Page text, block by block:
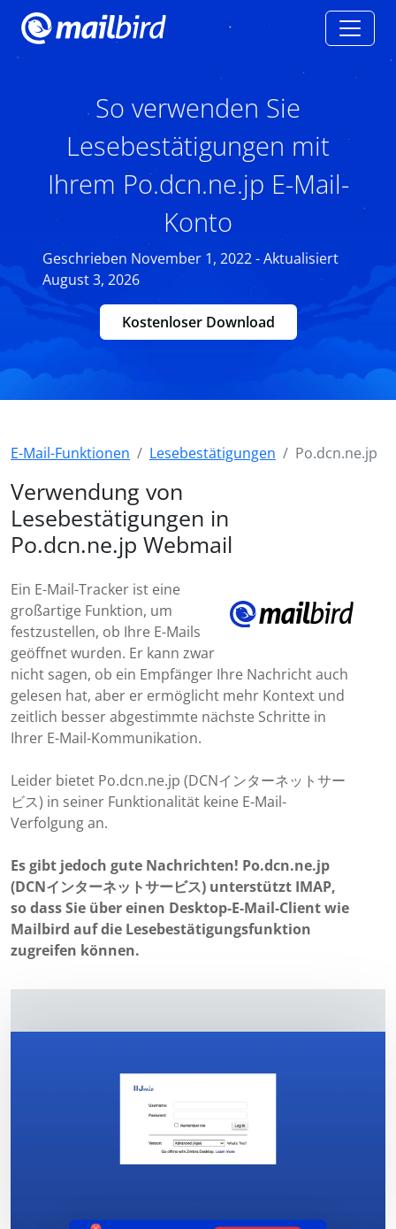
So verwenden Sie
Lesebestätigungen mit
Ihrem Po.dcn.ne.jp E-Mail-
Konto
Geschrieben November 1, 2022 - Aktualisiert
August 3, 2026
Kostenloser Download
E-Mail-Funktionen Lesebestätigungen Po.dcn.ne.jp
Verwendung von
Lesebestätigungen in
Po.dcn.ne.jp Webmail
Ein E-Mail-Tracker ist eine
großartige Funktion, um
festzustellen, ob Ihre E-Mails
geöffnet wurden. Er kann zwar
nicht sagen, ob ein Empfänger Ihre Nachricht auch
gelesen hat, aber er ermöglicht mehr Kontext und
zeitlich besser abgestimmte nächste Schritte in
Ihrer E-Mail-Kommunikation.
Leider bietet Po.dcn.ne.jp (DCNインターネットサー
ビス) in seiner Funktionalität keine E-Mail-
Verfolgung an.
Es gibt jedoch gute Nachrichten! Po.dcn.ne.jp
(DCNインターネットサービス) unterstützt IMAP,
so dass Sie über einen Desktop-E-Mail-Client wie
Mailbird auf die Lesebestätigungsfunktion
zugreifen können.